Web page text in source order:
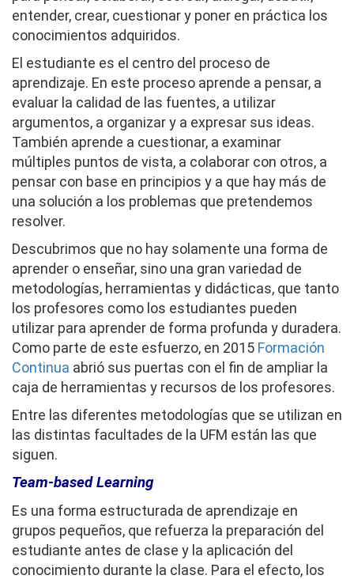
entender, crear, cuestionar y poner en práctica los
conocimientos adquiridos.
El estudiante es el centro del proceso de
aprendizaje. En este proceso aprende a pensar, a
evaluar la calidad de las fuentes, a utilizar
argumentos, a organizar y a expresar sus ideas.
También aprende a cuestionar, a examinar
múltiples puntos de vista, a colaborar con otros, a
pensar con base en principios y a que hay más de
una solución a los problemas que pretendemos
resolver.
Descubrimos que no hay solamente una forma de
aprender o enseñar, sino una gran variedad de
metodologías, herramientas y didácticas, que tanto
los profesores como los estudiantes pueden
utilizar para aprender de forma profunda y duradera.
Como parte de este esfuerzo, en 2015 Formación
Continua abrió sus puertas con el fin de ampliar la
caja de herramientas y recursos de los profesores.
Entre las diferentes metodologías que se utilizan en
las distintas facultades de la UFM están las que
siguen.
Team-based Learning
Es una forma estructurada de aprendizaje en
grupos pequeños, que refuerza la preparación del
estudiante antes de clase y la aplicación del
conocimiento durante la clase. Para el efecto, los